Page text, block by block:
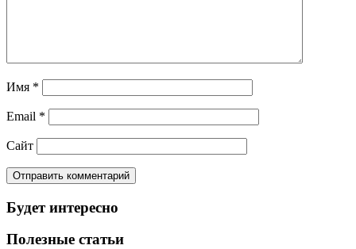
Имя *
Email *
Сайт
Будет интересно
Полезные статьи